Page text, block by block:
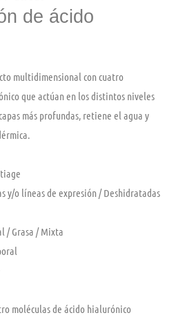
de ácido
multidimensional con cuatro
que actúan en los distintos niveles
más profundas, retiene el agua y
y/o lí­neas de expresión / Deshidratadas
/ Grasa / Mixta
moléculas de ácido hialurónico